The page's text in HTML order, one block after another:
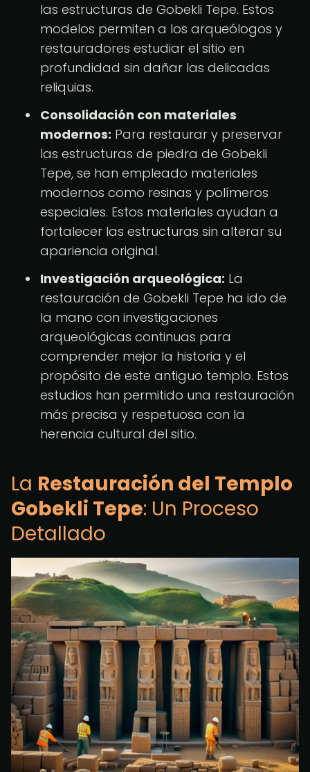
las estructuras de Gobekli Tepe. Estos
modelos permiten a los arqueólogos y
restauradores estudiar el sitio en
profundidad sin dañar las delicadas
reliquias.
Consolidación con materiales
modernos: Para restaurar y preservar
las estructuras de piedra de Gobekli
Tepe, se han empleado materiales
modernos como resinas y polímeros
especiales. Estos materiales ayudan a
fortalecer las estructuras sin alterar su
apariencia original.
Investigación arqueológica: La
restauración de Gobekli Tepe ha ido de
la mano con investigaciones
arqueológicas continuas para
comprender mejor la historia y el
propósito de este antiguo templo. Estos
estudios han permitido una restauración
más precisa y respetuosa con la
herencia cultural del sitio.
La Restauración del Templo
Gobekli Tepe: Un Proceso
Detallado